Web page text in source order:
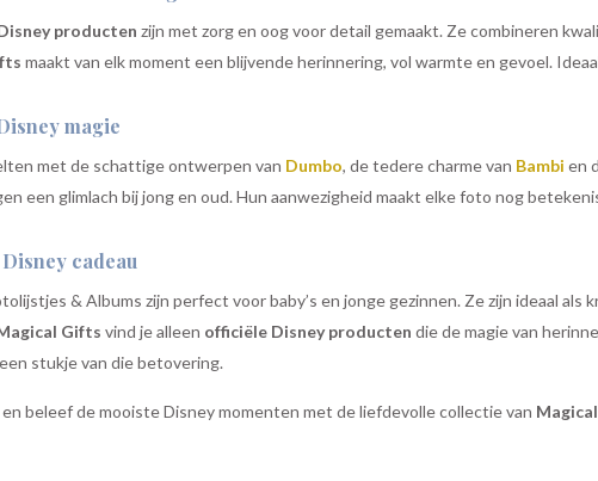
producten zijn met zorg en oog voor detail gemaakt. Ze combineren
maakt van elk moment een blijvende herinnering, vol warmte en gevoel.
magie
met de schattige ontwerpen van Dumbo, de tedere charme van Bambi en
een glimlach bij jong en oud. Hun aanwezigheid maakt elke foto nog
cadeau
& Albums zijn perfect voor baby’s en jonge gezinnen. Ze zijn ideaal
Gifts vind je alleen officiële Disney producten die de magie van
stukje van die betovering.
beleef de mooiste Disney momenten met de liefdevolle collectie van